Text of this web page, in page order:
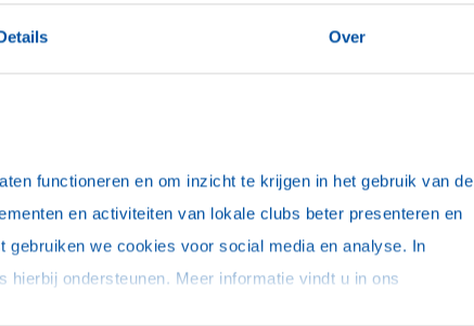
Over
functioneren en om inzicht te krijgen in het gebruik van de
en activiteiten van lokale clubs beter presenteren en
we cookies voor social media en analyse. In